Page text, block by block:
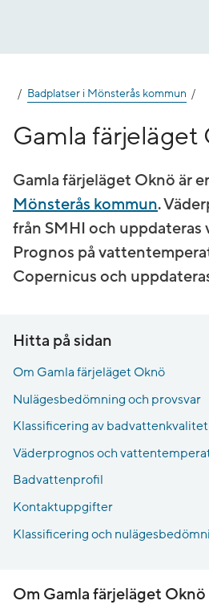
Badplatser i Mönsterås kommun
Gamla färjeläget
Gamla färjeläget Oknö är
Mönsterås kommun.
från SMHI och uppdateras
Prognos på
Copernicus och
Hitta på sidan
Om Gamla färjeläget Oknö
Nulägesbedömning och provsvar
Klassificering av badvattenkvalitet
Väderprognos och
Badvattenprofil
Kontaktuppgifter
Klassificering och
Om Gamla färjeläget Oknö